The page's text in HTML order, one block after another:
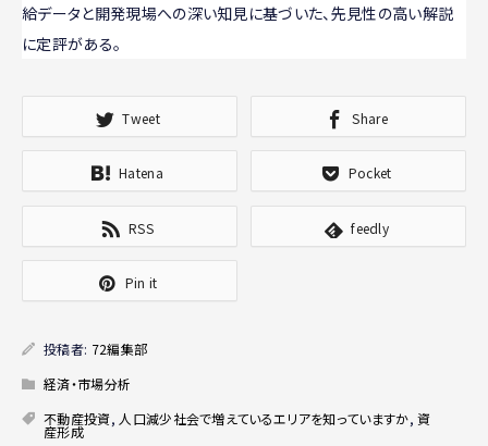
給データと開発現場への深い知見に基づいた、先見性の高い解説
に定評がある。
Tweet Share
Hatena Pocket
RSS feedly
Pin it
投稿者: 72編集部
経済・市場分析
不動産投資, 人口減少社会で増えているエリアを知っていますか,資
産形成